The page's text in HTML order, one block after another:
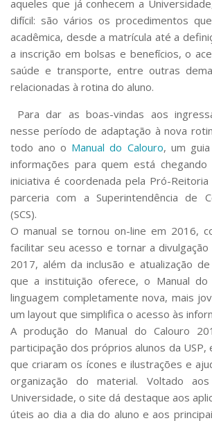
Serviços
Bibliotecas
Apoio ao Estudante
Segurança, Trânsito e Prevenção
RH, Administrativo e Financeiro
Outros serviços
Assessorias e Mídias
Aplicativos e Sites
Jornal da USP
Agenda de Eventos
Defesa de Teses
aqueles que já conhecem a
difícil: são vários os procedimentos
acadêmica, desde a matrícula até a
a inscrição em bolsas e benefícios, o
saúde e transporte, entre outras
relacionadas à rotina do aluno.
Para dar as boas-vindas aos
nesse período de adaptação à nova
todo ano o Manual do Calouro, um
informações para quem está chegando
iniciativa é coordenada pela Pró-
parceria com a Superintendência de
(SCS).
O manual se tornou on-line em 2016,
facilitar seu acesso e tornar a divulgação
2017, além da inclusão e atualização
que a instituição oferece, o Manual do
linguagem completamente nova, mais
um layout que simplifica o acesso às
A produção do Manual do Calouro
participação dos próprios alunos da USP,
que criaram os ícones e ilustrações e
organização do material. Voltado
Universidade, o site dá destaque aos
úteis ao dia a dia do aluno e aos